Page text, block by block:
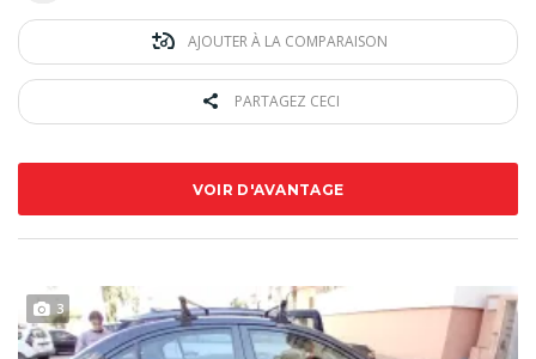
AJOUTER À LA COMPARAISON
PARTAGEZ CECI
VOIR D'AVANTAGE
3